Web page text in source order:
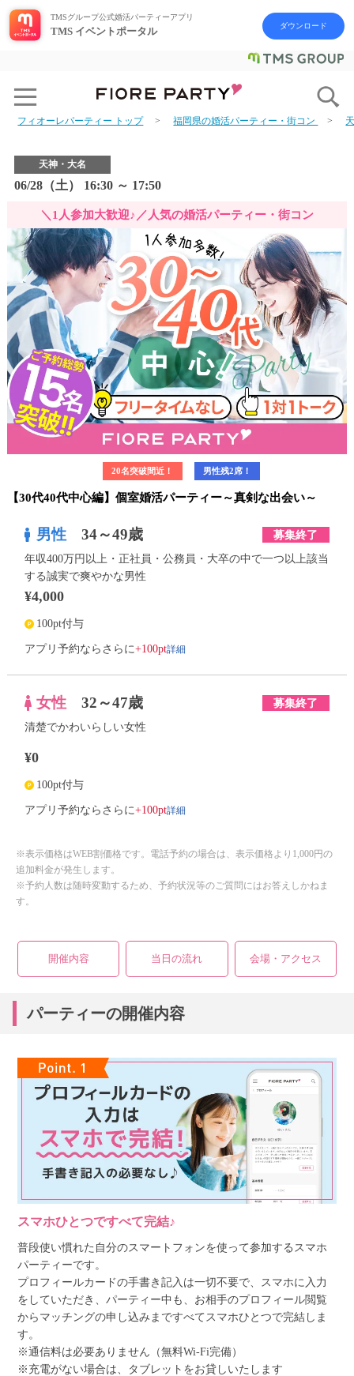
TMSグループ公式婚活パーティーアプリ
TMS イベントポータル ダウンロード
フィオーレパーティー トップ 福岡県の婚活パーティー・街コン
天神・大名
06/28（土） 16:30 ～ 17:50
＼1人参加大歓迎♪／人気の婚活パーティー・街コン
20名突破間近！ 男性残2席！
【30代40代中心編】個室婚活パーティー～真剣な出会い～
男性 34～49歳 募集終了
年収400万円以上・正社員・公務員・大卒の中で一つ以上該当
する誠実で爽やかな男性
¥4,000
100pt付与
アプリ予約ならさらに+100pt詳細
女性 32～47歳 募集終了
清楚でかわいらしい女性
¥0
100pt付与
アプリ予約ならさらに+100pt詳細
※表示価格はWEB割価格です。電話予約の場合は、表示価格より1,000円の
追加料金が発生します。
※予約人数は随時変動するため、予約状況等のご質問にはお答えしかねま
す。
開催内容 当日の流れ 会場・アクセス
パーティーの開催内容
スマホひとつですべて完結♪
普段使い慣れた自分のスマートフォンを使って参加するスマホ
パーティーです。
プロフィールカードの手書き記入は一切不要で、スマホに入力
をしていただき、パーティー中も、お相手のプロフィール閲覧
からマッチングの申し込みまですべてスマホひとつで完結しま
す。
※通信料は必要ありません（無料Wi-Fi完備）
※充電がない場合は、タブレットをお貸しいたします